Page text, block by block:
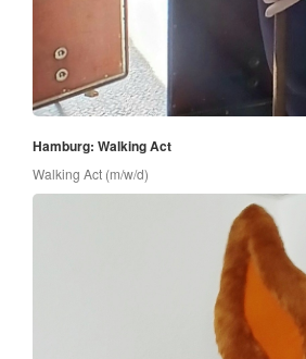
Hamburg: Walking Act
Walking Act (m/w/d)